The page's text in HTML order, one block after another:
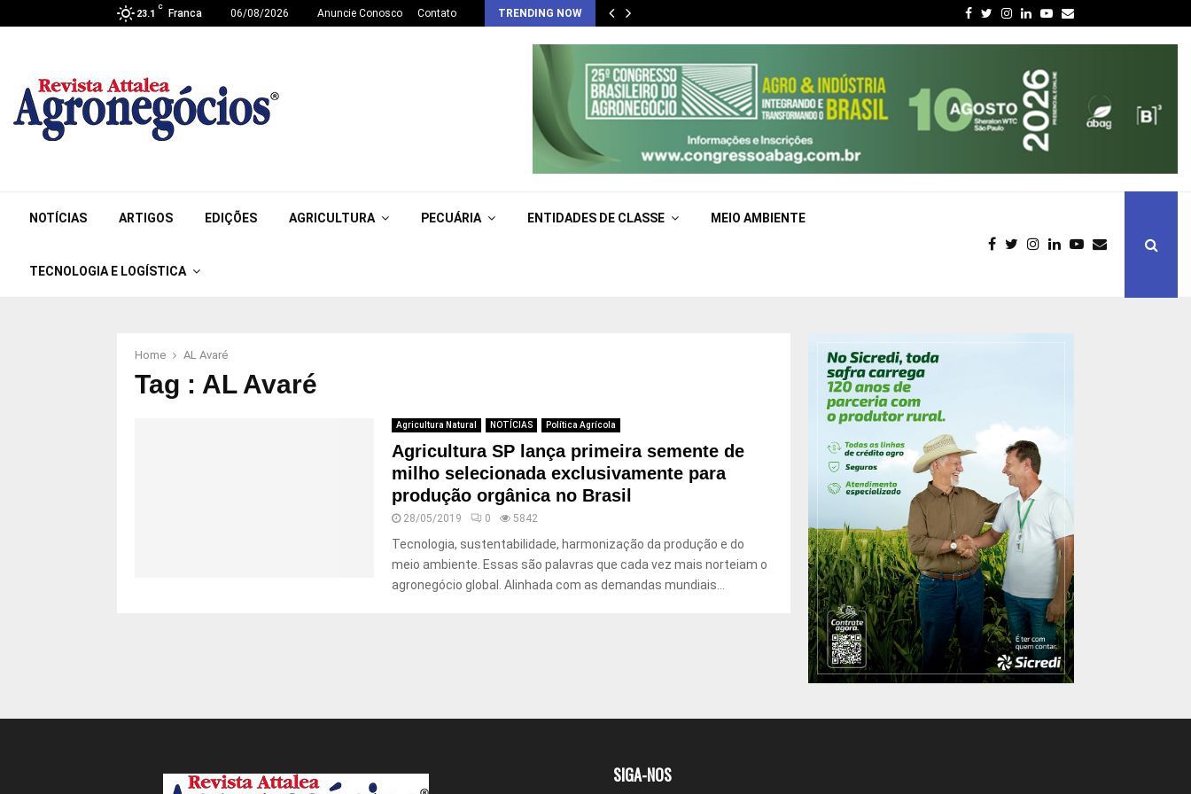
23.1
C
Franca 06/08/2026 Anuncie Conosco Contato TRENDING NOW Facebook
Twitter
Instagram
LinkedinYoutube
Email
NOTÍCIAS ARTIGOS EDIÇÕES AGRICULTURA PECUÁRIA ENTIDADES DE CLASSE MEIO AMBIENTE
TECNOLOGIA E LOGÍSTICA
Home AL Avaré
Tag : AL Avaré
Agricultura Natural NOTÍCIAS Política Agrícola
Agricultura SP lança primeira semente de
milho selecionada exclusivamente para
produção orgânica no Brasil
28/05/2019 0 5842
Tecnologia, sustentabilidade, harmonização da produção e do
meio ambiente. Essas são palavras que cada vez mais norteiam o
agronegócio global. Alinhada com as demandas mundiais...
SIGA-NOS